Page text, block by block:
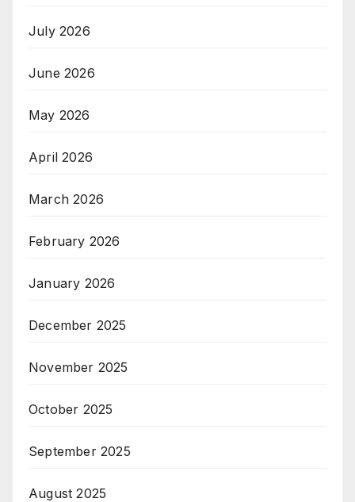
July 2026
June 2026
May 2026
April 2026
March 2026
February 2026
January 2026
December 2025
November 2025
October 2025
September 2025
August 2025